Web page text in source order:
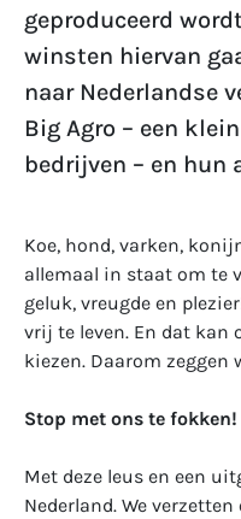
geproduceerd
winsten hiervan
naar Nederlandse
Big Agro – een
bedrijven – en hun
Koe, hond, varken,
allemaal in staat om te
geluk, vreugde en
vrij te leven. En dat kan
kiezen. Daarom zeggen
Stop met ons te fokken!
Met deze leus en een
Nederland. We